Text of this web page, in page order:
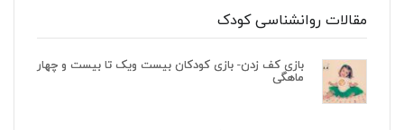
مقالات روانشناسی کودک
بازی کف زدن- بازی کودکان بیست ویک تا بیست و چهار
ماهگی